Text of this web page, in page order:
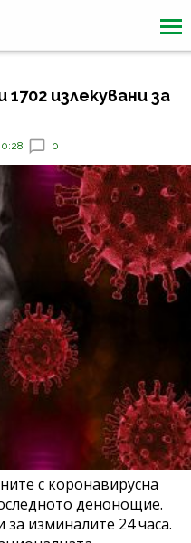
1702 излекувани за
0
с коронавирусна
денонощие.
за изминалите 24 часа.